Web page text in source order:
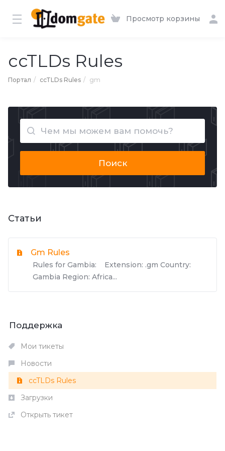
Просмотр корзины
ccTLDs Rules
Портал ccTLDs Rules gm
Поиск
Статьи
Gm Rules
Rules for Gambia: Extension: .gm Country:
Gambia Region: Africa...
Поддержка
Мои тикеты
Новости
ccTLDs Rules
Загрузки
Открыть тикет